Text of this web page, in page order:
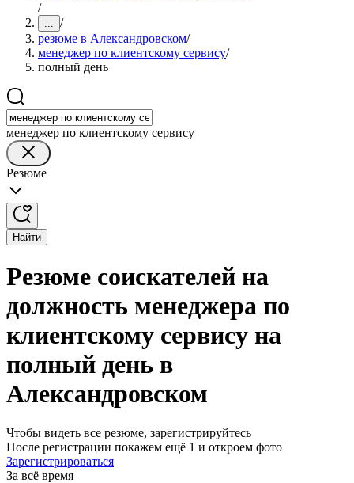
/
... /
резюме в Александровском/
менеджер по клиентскому сервису/
полный день
менеджер по клиентскому сервису
Резюме
Найти
Резюме соискателей на
должность менеджера по
клиентскому сервису на
полный день в
Александровском
Чтобы видеть все резюме, зарегистрируйтесь
После регистрации покажем ещё 1 и откроем фото
Зарегистрироваться
За всё время